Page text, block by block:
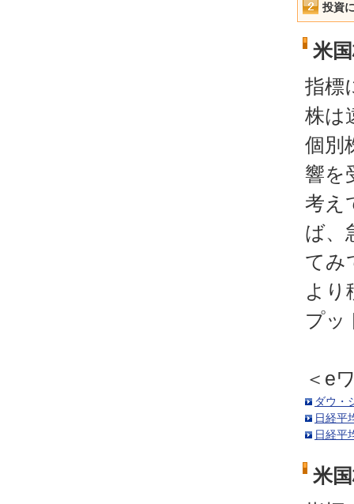
投資
米
指標
株は
個別
響を
考え
ば、
てみ
より
プッ
＜e
ダウ・
日経平
日経平
米